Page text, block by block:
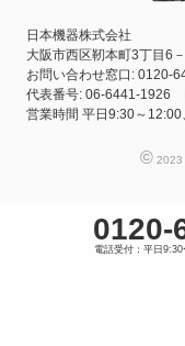
0120-
電話受付：平日
日本機器株式会社
大阪市西区靭本町3丁目6
お問い合わせ窓口: 0120-
代表番号: 06-6441-1926
営業時間 平日9:30～12:00
©2023